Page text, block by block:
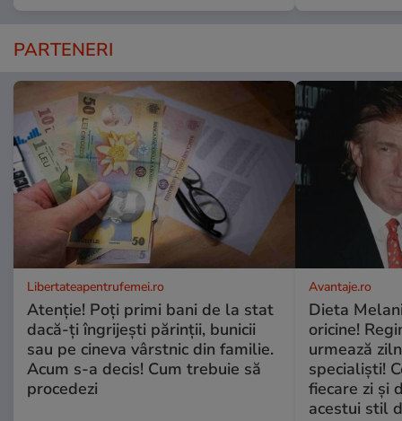
PARTENERI
Libertateapentrufemei.ro
Atenție! Poți primi bani de la stat
dacă-ți îngrijești părinții, bunicii
sau pe cineva vârstnic din familie.
Acum s-a decis! Cum trebuie să
procedezi
Avantaje.ro
Dieta
oricine!
urmează
specialiști!
fiecare zi și
acestui stil